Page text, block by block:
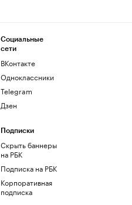
Социальные
сети
ВКонтакте
Одноклассники
Telegram
Дзен
Подписки
Скрыть баннеры
на РБК
Подписка на РБК
Корпоративная
подписка